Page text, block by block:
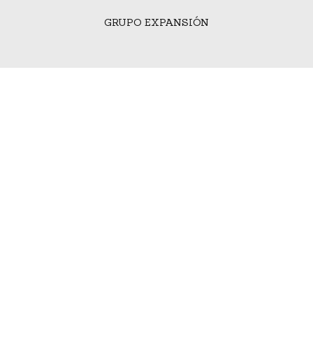
GRUPO EXPANSIÓN